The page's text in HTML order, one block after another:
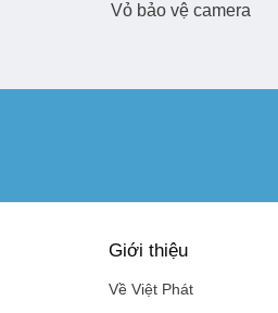
Vỏ bảo vệ camera
Giới thiệu
Về Việt Phát